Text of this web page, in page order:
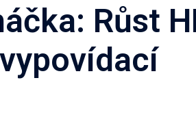
Růst